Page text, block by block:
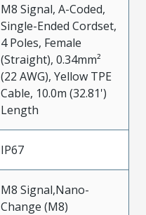
M8 Signal, A-Coded,
Single-Ended Cordset,
4 Poles, Female
(Straight), 0.34mm²
(22 AWG), Yellow TPE
Cable, 10.0m (32.81')
Length
IP67
M8 Signal,Nano-
Change (M8)